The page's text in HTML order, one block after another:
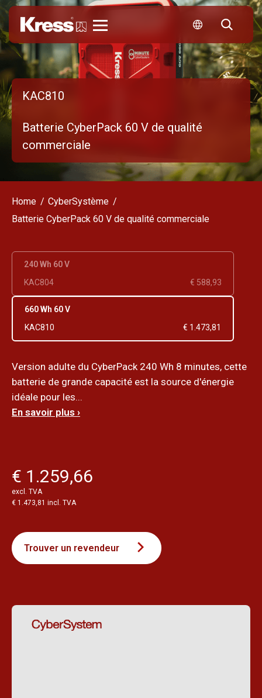
KAC810
Batterie CyberPack 60 V de qualité
commerciale
Home
CyberSystème
Batterie CyberPack 60 V de qualité commerciale
240 Wh 60 V
KAC804
€ 588,93
660 Wh 60 V
KAC810
€ 1.473,81
Version adulte du CyberPack 240 Wh 8 minutes, cette
batterie de grande capacité est la source d'énergie
idéale pour les...
En savoir plus ›
€ 1.259,66
excl. TVA
€ 1.473,81 incl. TVA
Trouver un revendeur